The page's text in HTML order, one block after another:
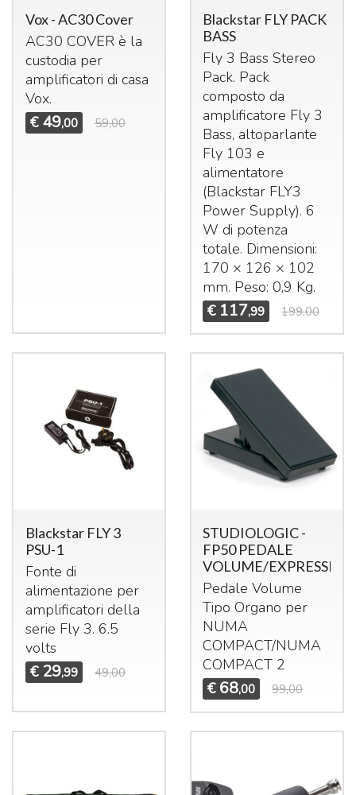
Vox - AC30 Cover
AC30 COVERè la
custodia per
amplificatori di casa
Vox.
€ 49,00 59,00
Blackstar FLY PACK
BASS
Fly 3 Bass Stereo
Pack. Pack
composto da
amplificatore Fly 3
Bass, altoparlante
Fly 103 e
alimentatore
(Blackstar FLY3
Power Supply). 6
W di potenza
totale. Dimensioni:
170 × 126 × 102
mm. Peso: 0,9 Kg.
€ 117,99 199,00
Blackstar FLY 3
PSU-1
Fonte di
alimentazione per
amplificatori della
serie Fly 3. 6.5
volts
€ 29,99 49,00
STUDIOLOGIC -
FP50 PEDALE
VOLUME/EXPRESSION
Pedale Volume
Tipo Organo per
NUMA
COMPACT/NUMA
COMPACT 2
€ 68,00 99,00